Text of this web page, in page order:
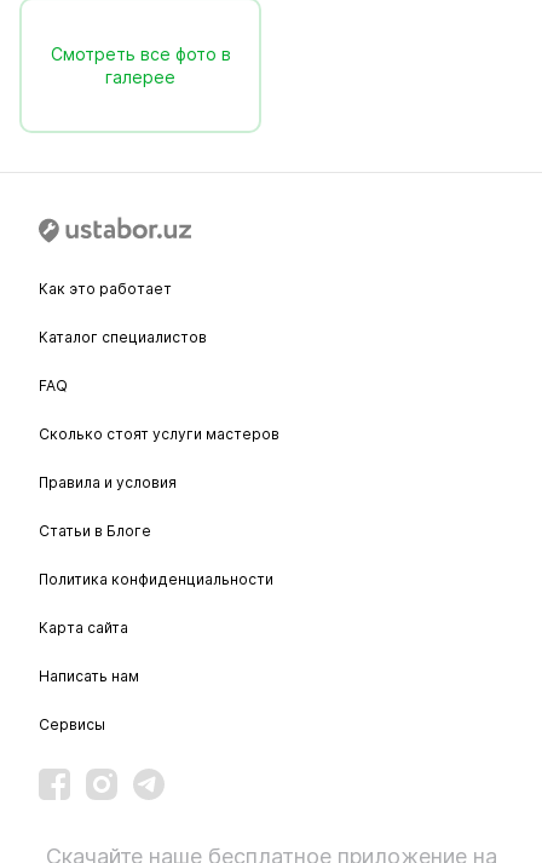
Смотреть все фото в
галерее
Как это работает
Каталог специалистов
FAQ
Сколько стоят услуги мастеров
Правила и условия
Статьи в Блоге
Политика конфиденциальности
Карта сайта
Написать нам
Сервисы
Скачайте наше бесплатное приложение на